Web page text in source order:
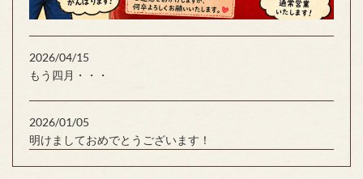
2026/04/15
もう四月・・・
2026/01/05
明けましておめでとうございます！